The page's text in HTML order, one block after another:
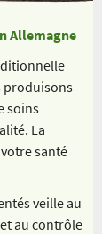
Allemagne
produisons
soins
La
santé
veille au
au contrôle